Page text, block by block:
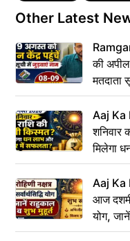
Other Latest
की
मतदाता
Aaj
शनिवार
मिलेगा
Aaj
आज दशमी
योग,